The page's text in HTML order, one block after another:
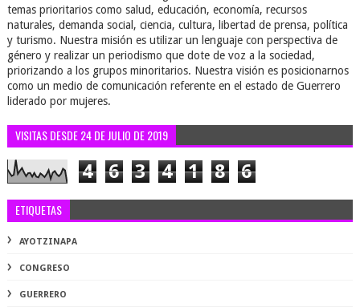
temas prioritarios como salud, educación, economía, recursos
naturales, demanda social, ciencia, cultura, libertad de prensa, política
y turismo. Nuestra misión es utilizar un lenguaje con perspectiva de
género y realizar un periodismo que dote de voz a la sociedad,
priorizando a los grupos minoritarios. Nuestra visión es posicionarnos
como un medio de comunicación referente en el estado de Guerrero
liderado por mujeres.
VISITAS DESDE 24 DE JULIO DE 2019
4 6 3 4 1 8 6
ETIQUETAS
AYOTZINAPA
CONGRESO
GUERRERO